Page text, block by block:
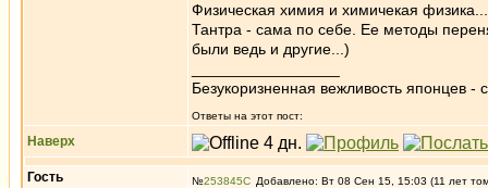
Физическая химия и химичекая физика...
Тантра - сама по себе. Ее методы
были ведь и другие...)
Безукоризненная вежливость японцев -
Ответы на этот пост:
Наверх
Гость №253845 Добавлено: Вт 08 Сен 15, 15:03 (11 лет